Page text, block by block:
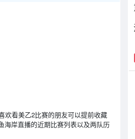
欢看美乙2比赛的朋友可以提前收藏
海岸直播的近期比赛列表以及两队历